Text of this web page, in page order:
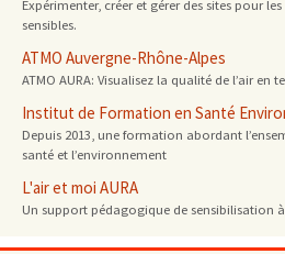
Expérimenter, créer et gérer des sites pour
sensibles.
ATMO Auvergne-Rhône-Alpes
ATMO AURA: Visualisez la qualité de l’air
Institut de Formation en Santé
Depuis 2013, une formation abordant
santé et l’environnement
L'air et moi AURA
Un support pédagogique de sensibilisation